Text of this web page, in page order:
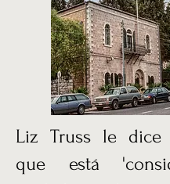
Liz Truss le dice
que está